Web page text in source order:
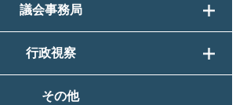
議会事務局
行政視察
その他